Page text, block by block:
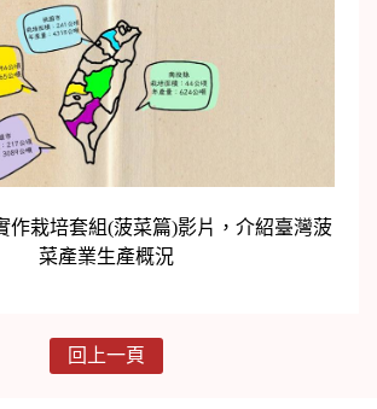
作栽培套組(菠菜篇)影片，介紹臺灣菠
菜產業生產概況
回上一頁